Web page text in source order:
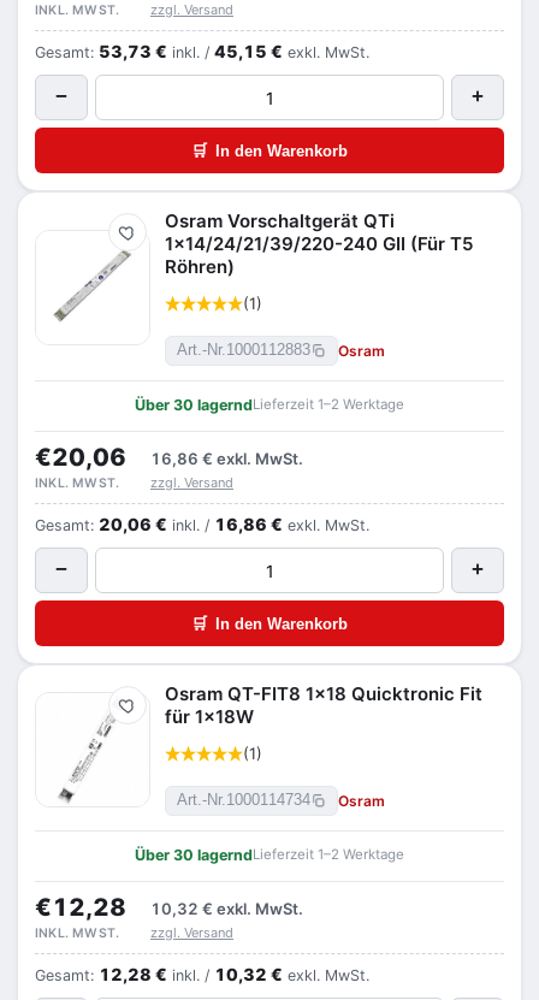
INKL. MWST. zzgl. Versand
Gesamt: 53,73 € inkl. / 45,15 € exkl. MwSt.
− +
🛒 In den Warenkorb
Merken
Osram Vorschaltgerät QTi
1x14/24/21/39/220-240 GII (Für T5
Röhren)
(1)
Art.-Nr.1000112883 Osram
Über 30 lagerndLieferzeit 1–2 Werktage
€20,06 16,86 € exkl. MwSt.
INKL. MWST. zzgl. Versand
Gesamt: 20,06 € inkl. / 16,86 € exkl. MwSt.
− +
🛒 In den Warenkorb
Merken
Osram QT-FIT8 1x18 Quicktronic Fit
für 1x18W
(1)
Art.-Nr.1000114734 Osram
Über 30 lagerndLieferzeit 1–2 Werktage
€12,28 10,32 € exkl. MwSt.
INKL. MWST. zzgl. Versand
Gesamt: 12,28 € inkl. / 10,32 € exkl. MwSt.